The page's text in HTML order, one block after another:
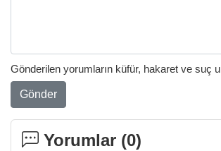
Gönderilen yorumların küfür, hakaret ve suç
Gönder
Yorumlar (0)